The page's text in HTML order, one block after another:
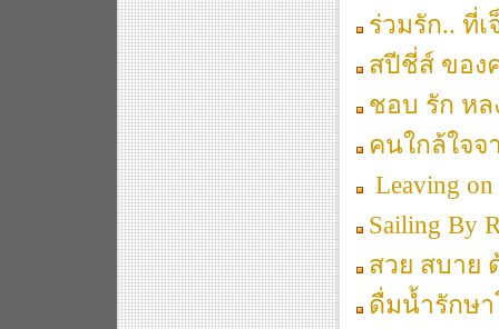
ร่วมรัก.. ที่
สปีชี่ส์ ของ
ชอบ รัก หล
คนใกล้ใจจ
Leaving
Sailing By
สวย สบาย
ดื่มน้ำรักษา